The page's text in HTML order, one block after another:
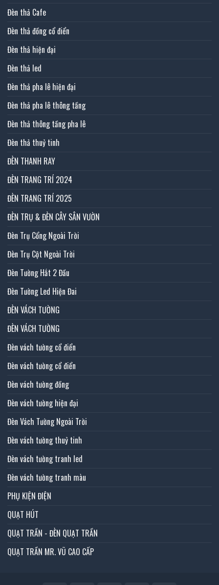
Đèn thả Cafe
Đèn thả đồng cổ điển
Đèn thả hiện đại
Đèn thả led
Đèn thả pha lê hiện đại
Đèn thả pha lê thông tầng
Đèn thả thông tầng pha lê
Đèn thả thuỷ tinh
ĐÈN THANH RAY
ĐÈN TRANG TRÍ 2024
ĐÈN TRANG TRÍ 2025
ĐÈN TRỤ & ĐÈN CÂY SÂN VƯỜN
Đèn Trụ Cổng Ngoài Trời
Đèn Trụ Cột Ngoài Trời
Đèn Tường Hắt 2 Đầu
Đèn Tường Led Hiện Đai
ĐÈN VÁCH TƯỜNG
ĐÈN VÁCH TƯỜNG
Đèn vách tường cổ điển
Đèn vách tường cổ điển
Đèn vách tường đồng
Đèn vách tường hiện đại
Đèn Vách Tường Ngoài Trời
Đèn vách tường thuỷ tinh
Đèn vách tường tranh led
Đèn vách tường tranh màu
PHỤ KIỆN ĐIỆN
QUẠT HÚT
QUẠT TRẦN - ĐÈN QUẠT TRẦN
QUẠT TRẦN MR. VŨ CAO CẤP